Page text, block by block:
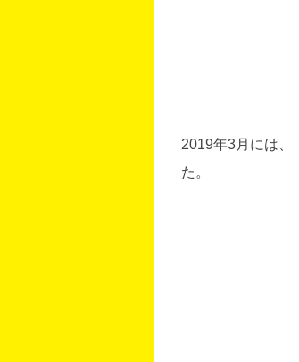
2019年3月には、
た。